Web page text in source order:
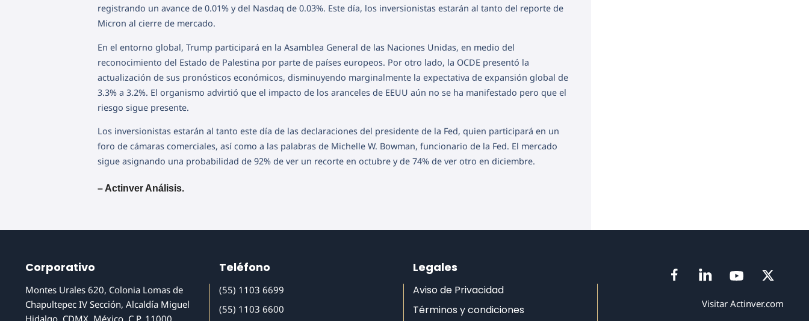
registrando un avance de 0.01% y del Nasdaq de 0.03%. Este día, los inversionistas estarán al tanto del reporte de
Micron al cierre de mercado.
En el entorno global, Trump participará en la Asamblea General de las Naciones Unidas, en medio del
reconocimiento del Estado de Palestina por parte de países europeos. Por otro lado, la OCDE presentó la
actualización de sus pronósticos económicos, disminuyendo marginalmente la expectativa de expansión global de
3.3% a 3.2%. El organismo advirtió que el impacto de los aranceles de EEUU aún no se ha manifestado pero que el
riesgo sigue presente.
Los inversionistas estarán al tanto este día de las declaraciones del presidente de la Fed, quien participará en un
foro de cámaras comerciales, así como a las palabras de Michelle W. Bowman, funcionario de la Fed. El mercado
sigue asignando una probabilidad de 92% de ver un recorte en octubre y de 74% de ver otro en diciembre.
– Actinver Análisis.
Corporativo
Montes Urales 620, Colonia Lomas de
Chapultepec IV Sección, Alcaldía Miguel
Teléfono
(55) 1103 6699
(55) 1103 6600
Legales
Aviso de Privacidad
Términos y condiciones
Visitar Actinver.com